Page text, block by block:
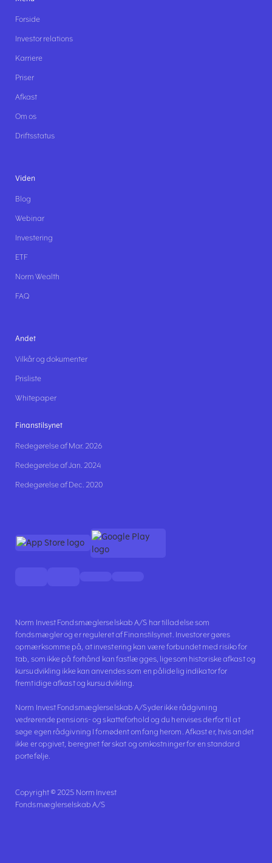
Forside
Investor relations
Karriere
Priser
Afkast
Om os
Driftsstatus
Viden
Blog
Webinar
Investering
ETF
Norm Wealth
FAQ
Andet
Vilkår og dokumenter
Prisliste
Whitepaper
Finanstilsynet
Redegørelse af Mar. 2026
Redegørelse af Jan. 2024
Redegørelse af Dec. 2020
Norm Invest Fondsmæglerselskab A/S har tilladelse som
fondsmægler og er reguleret af Finanstilsynet. Investorer gøres
opmærksomme på, at investering kan være forbundet med risiko for
tab, som ikke på forhånd kan fastlægges, ligesom historiske afkast og
kursudvikling ikke kan anvendes som en pålidelig indikator for
fremtidige afkast og kursudvikling.
Norm Invest Fondsmæglerselskab A/S yder ikke rådgivning
vedrørende pensions- og skatteforhold og du henvises derfor til at
søge egen rådgivning I fornødent omfang herom. Afkast er, hvis andet
ikke er opgivet, beregnet før skat og omkostninger for en standard
portefølje.
Copyright © 2025 Norm Invest
Fondsmæglerselskab A/S